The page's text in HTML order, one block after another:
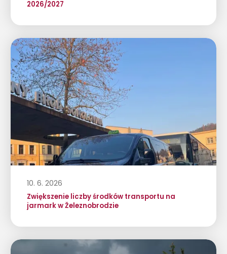
2026/2027
10. 6. 2026
Zwiększenie liczby środków transportu na
jarmark w Železnobrodzie